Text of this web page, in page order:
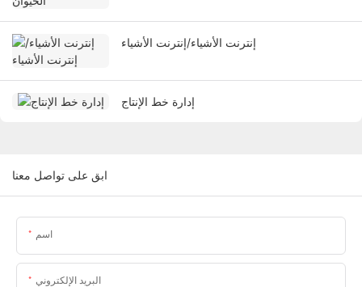
إنترنت الأشياء/إنترنت الأشياء
إدارة خط الإنتاج
ابق على تواصل معنا
اسم
البريد الإلكتروني